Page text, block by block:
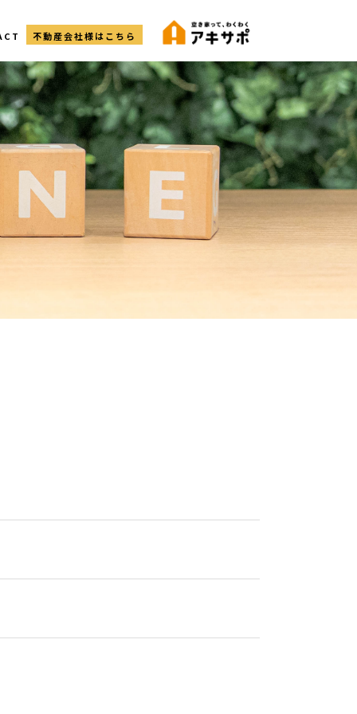
不動産会社様はこちら